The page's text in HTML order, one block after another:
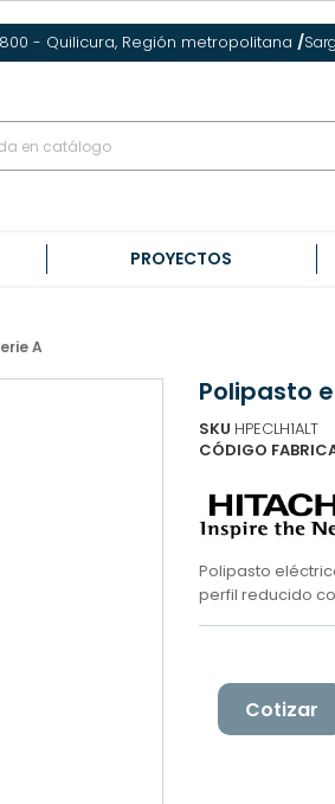
- Quilicura, Región metropolitana /
PROYECTOS
A
Polipasto
SKU HPECLH1ALT
CÓDIGO
Polipasto
perfil reducido
Cotizar